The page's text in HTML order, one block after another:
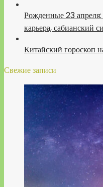
Рожденные 23 апреля:
карьера, сабианский
Китайский гороскоп
Свежие записи